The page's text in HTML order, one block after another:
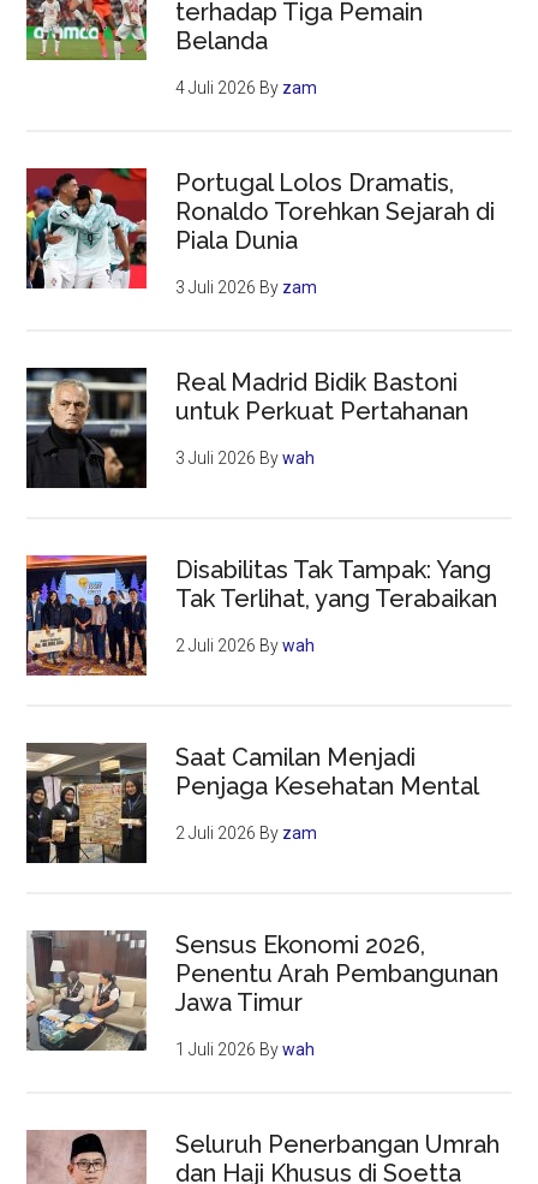
terhadap Tiga Pemain
Belanda
4 Juli 2026 By zam
Portugal Lolos Dramatis,
Ronaldo Torehkan Sejarah di
Piala Dunia
3 Juli 2026 By zam
Real Madrid Bidik Bastoni
untuk Perkuat Pertahanan
3 Juli 2026 Bywah
Disabilitas Tak Tampak: Yang
Tak Terlihat, yang Terabaikan
2 Juli 2026 Bywah
Saat Camilan Menjadi
Penjaga Kesehatan Mental
2 Juli 2026 By zam
Sensus Ekonomi 2026,
Penentu Arah Pembangunan
Jawa Timur
1 Juli 2026 Bywah
Seluruh Penerbangan Umrah
dan Haji Khusus di Soetta